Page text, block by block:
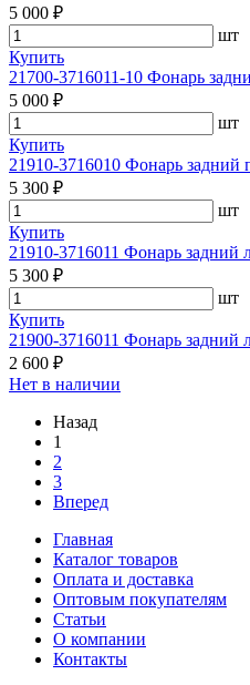
5 000 ₽
шт
Купить
21700-3716011-10 Фонарь
5 000 ₽
шт
Купить
21910-3716010 Фонарь задний
5 300 ₽
шт
Купить
21910-3716011 Фонарь задний
5 300 ₽
шт
Купить
21900-3716011 Фонарь задний
2 600 ₽
Нет в наличии
Назад
1
2
3
Вперед
Главная
Каталог товаров
Оплата и доставка
Оптовым покупателям
Статьи
О компании
Контакты